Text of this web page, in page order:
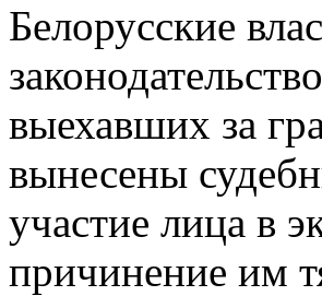
Белорусские
выехавших за
вынесены
участие лица в
причинение им